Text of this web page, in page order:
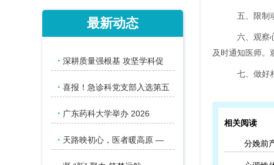
五、限制
六、观察
及时通知医师。
七、做好
相关阅读
分娩前
最新动态
· 深耕质量强根基 攻坚学科促
· 喜报！急诊科党支部入选第五
· 广东药科大学举办 2026
· 天路映初心，医者暖高原 —